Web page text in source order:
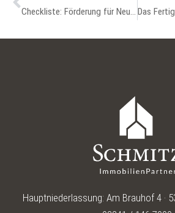
Checkliste: Förderung für Neubau, Umbau und Sanierung
Hauptniederlassung: Am Brauhof 4 ·